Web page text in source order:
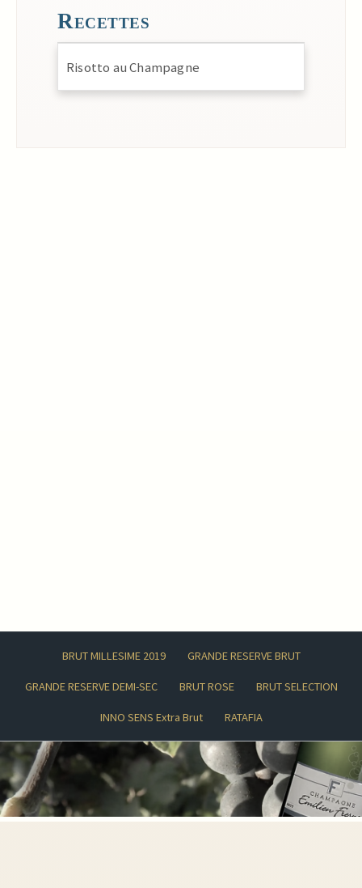
Recettes
Risotto au Champagne
BRUT MILLESIME 2019 GRANDE RESERVE BRUT
GRANDE RESERVE DEMI-SEC BRUT ROSE BRUT SELECTION
INNO SENS Extra Brut RATAFIA